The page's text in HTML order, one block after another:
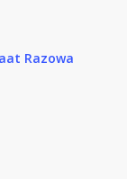
Razowa